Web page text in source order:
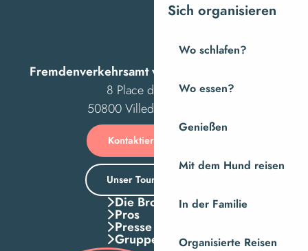
Sich organisieren
Wo schlafen?
Wo essen?
Genießen
Mit dem Hund reisen
In der Familie
Organisierte Reisen
Fremdenverkehrsamt von Villedieu Intercom
8 Place des Costils
50800 Villedieu-les-Poêles
Kontaktieren Sie uns
Unser Tourismusbüro
Die Broschuren
Pros
Presse
Gruppen